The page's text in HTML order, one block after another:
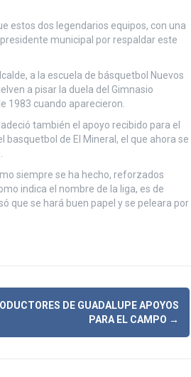
estos dos legendarios equipos, con una
municipal por respaldar este
a la escuela de básquetbol Nuevos
a pisar la duela del Gimnasio
1983 cuando aparecieron.
también el apoyo recibido para el
de El Mineral, el que ahora se
siempre se ha hecho, reforzados
indica el nombre de la liga, es de
que se hará buen papel y se peleara por
DE GUADALUPE APOYOS
PARA EL CAMPO →